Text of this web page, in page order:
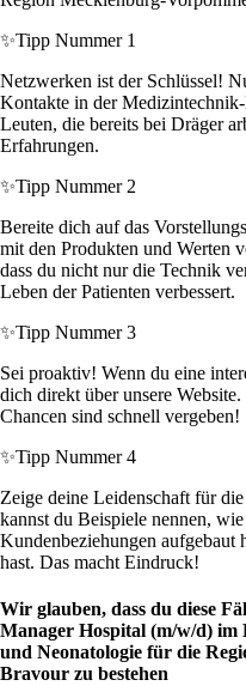
✨Tipp Nummer 1
Netzwerken ist der Schlüssel!
Kontakte in der
Leuten, die bereits bei Dräger
Erfahrungen.
✨Tipp Nummer 2
Bereite dich auf das
mit den Produkten und Werten
dass du nicht nur die Technik
Leben der Patienten verbessert.
✨Tipp Nummer 3
Sei proaktiv! Wenn du eine
dich direkt über unsere
Chancen sind schnell vergeben!
✨Tipp Nummer 4
Zeige deine Leidenschaft für
kannst du Beispiele nennen,
Kundenbeziehungen aufgebaut
hast. Das macht Eindruck!
Wir glauben, dass du diese
Manager Hospital (m/w/d) im
und Neonatologie für die
Bravour zu bestehen